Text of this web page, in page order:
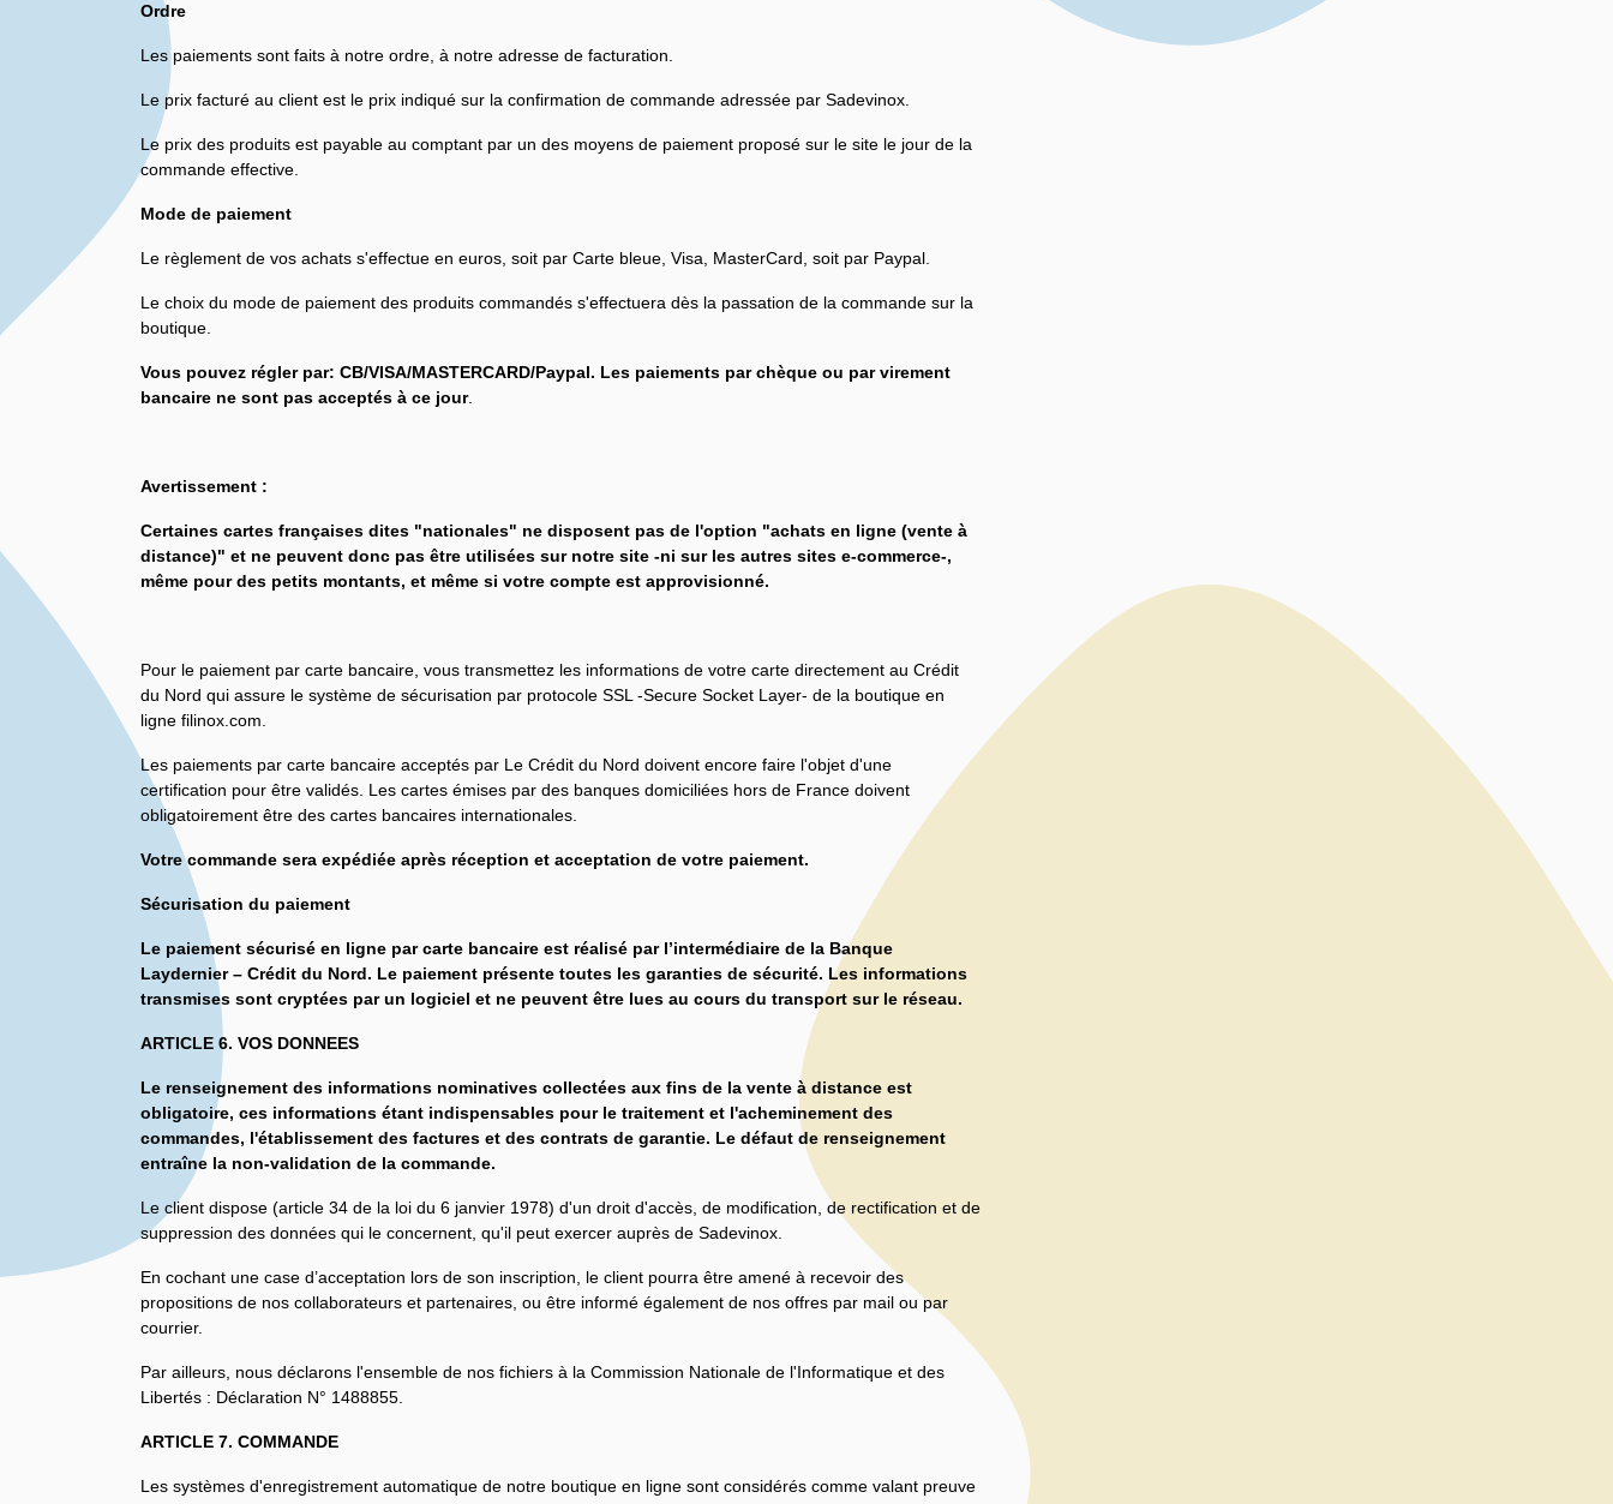
Ordre
Les paiements sont faits à notre ordre, à notre adresse de facturation.
Le prix facturé au client est le prix indiqué sur la confirmation de commande adressée par Sadevinox.
Le prix des produits est payable au comptant par un des moyens de paiement proposé sur le site le jour de la
commande effective.
Mode de paiement
Le règlement de vos achats s'effectue en euros, soit par Carte bleue, Visa, MasterCard, soit par Paypal.
Le choix du mode de paiement des produits commandés s'effectuera dès la passation de la commande sur la
boutique.
Vous pouvez régler par: CB/VISA/MASTERCARD/Paypal. Les paiements par chèque ou par virement
bancaire ne sont pas acceptés à ce jour.
Avertissement :
Certaines cartes françaises dites "nationales" ne disposent pas de l'option "achats en ligne (vente à
distance)" et ne peuvent donc pas être utilisées sur notre site -ni sur les autres sites e-commerce-,
même pour des petits montants, et même si votre compte est approvisionné.
Pour le paiement par carte bancaire, vous transmettez les informations de votre carte directement au Crédit
du Nord qui assure le système de sécurisation par protocole SSL -Secure Socket Layer- de la boutique en
ligne filinox.com.
Les paiements par carte bancaire acceptés par Le Crédit du Nord doivent encore faire l'objet d'une
certification pour être validés. Les cartes émises par des banques domiciliées hors de France doivent
obligatoirement être des cartes bancaires internationales.
Votre commande sera expédiée après réception et acceptation de votre paiement.
Sécurisation du paiement
Le paiement sécurisé en ligne par carte bancaire est réalisé par l’intermédiaire de la Banque
Laydernier – Crédit du Nord. Le paiement présente toutes les garanties de sécurité. Les informations
transmises sont cryptées par un logiciel et ne peuvent être lues au cours du transport sur le réseau.
ARTICLE 6. VOS DONNEES
Le renseignement des informations nominatives collectées aux fins de la vente à distance est
obligatoire, ces informations étant indispensables pour le traitement et l'acheminement des
commandes, l'établissement des factures et des contrats de garantie. Le défaut de renseignement
entraîne la non-validation de la commande.
Le client dispose (article 34 de la loi du 6 janvier 1978) d'un droit d'accès, de modification, de rectification et de
suppression des données qui le concernent, qu'il peut exercer auprès de Sadevinox.
En cochant une case d’acceptation lors de son inscription, le client pourra être amené à recevoir des
propositions de nos collaborateurs et partenaires, ou être informé également de nos offres par mail ou par
courrier.
Par ailleurs, nous déclarons l'ensemble de nos fichiers à la Commission Nationale de l'Informatique et des
Libertés : Déclaration N° 1488855.
ARTICLE 7. COMMANDE
Les systèmes d'enregistrement automatique de notre boutique en ligne sont considérés comme valant preuve